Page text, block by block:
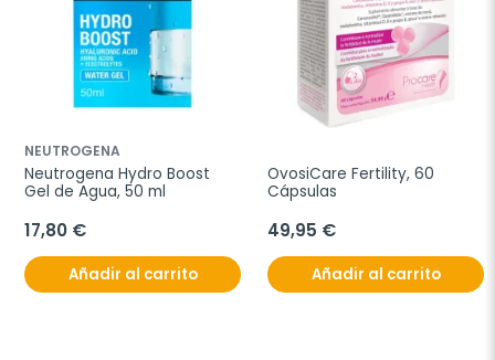
NEUTROGENA
Neutrogena Hydro Boost
Gel de Agua, 50 ml
17,80 €
Añadir al carrito
OvosiCare Fertility, 60
Cápsulas
49,95 €
Añadir al carrito